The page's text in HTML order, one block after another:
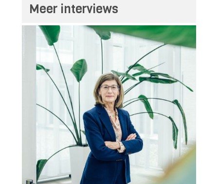
Meer interviews